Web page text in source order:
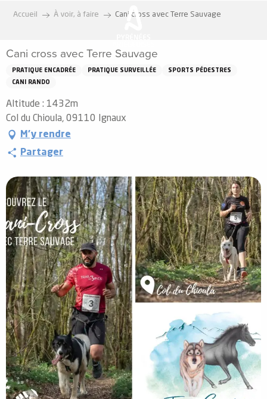
principal
Accueil À voir, à faire Cani cross avec Terre Sauvage
Cani cross avec Terre Sauvage
PRATIQUE ENCADRÉE PRATIQUE SURVEILLÉE
SPORTS PÉDESTRES
CANI RANDO
Altitude : 1432m
Col du Chioula, 09110 Ignaux
M'y rendre
Partager